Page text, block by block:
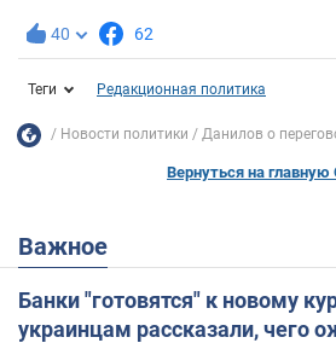
40 62
Теги Редакционная политика
Новости политики Данилов о
Вернуться на главную
Важное
Банки "готовятся" к новому
украинцам рассказали, чего